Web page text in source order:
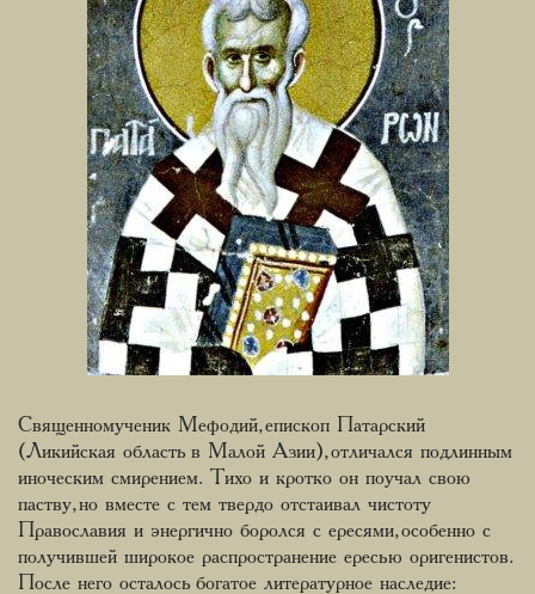
Священномученик Мефодий, епископ Патарский
(Ликийская область в Малой Азии), отличался подлинным
иноческим смирением. Тихо и кротко он поучал свою
паству, но вместе с тем твердо отстаивал чистоту
Православия и энергично боролся с ересями, особенно с
получившей широкое распространение ересью оригенистов.
После него осталось богатое литературное наследие: